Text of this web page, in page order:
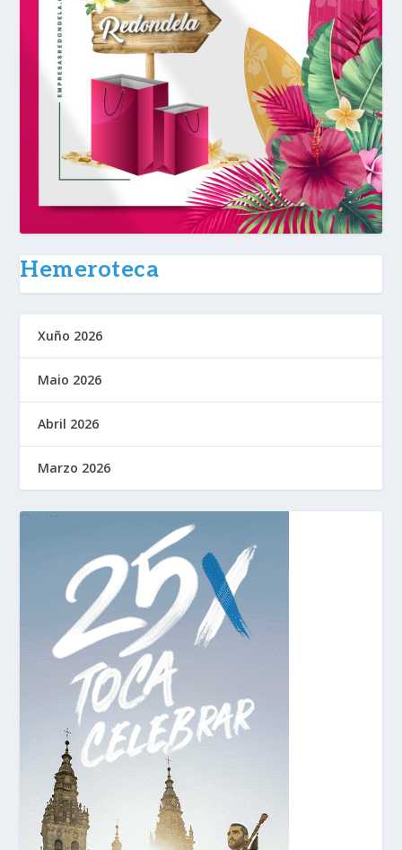
Hemeroteca
Xuño 2026
Maio 2026
Abril 2026
Marzo 2026